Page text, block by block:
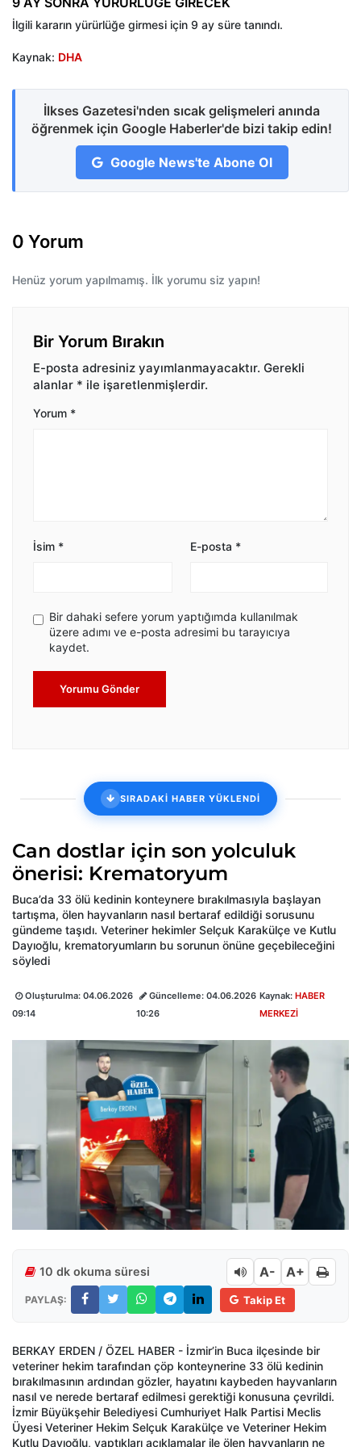
İlgili kararın yürürlüğe girmesi için 9 ay süre tanındı.
Kaynak: DHA
İlkses Gazetesi'nden sıcak gelişmeleri anında
öğrenmek için Google Haberler'de bizi takip edin!
Google News'te Abone Ol
0 Yorum
Henüz yorum yapılmamış. İlk yorumu siz yapın!
Bir Yorum Bırakın
E-posta adresiniz yayımlanmayacaktır. Gerekli
alanlar * ile işaretlenmişlerdir.
Yorum *
İsim * E-posta *
Bir dahaki sefere yorum yaptığımda kullanılmak
üzere adımı ve e-posta adresimi bu tarayıcıya
kaydet.
Yorumu Gönder
SIRADAKİ HABER YÜKLENDİ
Can dostlar için son yolculuk
önerisi: Krematoryum
Buca’da 33 ölü kedinin konteynere bırakılmasıyla başlayan
tartışma, ölen hayvanların nasıl bertaraf edildiği sorusunu
gündeme taşıdı. Veteriner hekimler Selçuk Karakülçe ve Kutlu
Dayıoğlu, krematoryumların bu sorunun önüne geçebileceğini
söyledi
Oluşturulma: 04.06.2026
09:14
Güncelleme: 04.06.2026
10:26
Kaynak: HABER
MERKEZİ
10 dk okuma süresi A- A+
PAYLAŞ: Takip Et
BERKAY ERDEN / ÖZEL HABER - İzmir’in Buca ilçesinde bir
veteriner hekim tarafından çöp konteynerine 33 ölü kedinin
bırakılmasının ardından gözler, hayatını kaybeden hayvanların
nasıl ve nerede bertaraf edilmesi gerektiği konusuna çevrildi.
İzmir Büyükşehir Belediyesi Cumhuriyet Halk Partisi Meclis
Üyesi Veteriner Hekim Selçuk Karakülçe ve Veteriner Hekim
Kutlu Dayıoğlu, yaptıkları açıklamalar ile ölen hayvanların ne